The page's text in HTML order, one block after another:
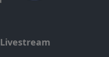
Livestream